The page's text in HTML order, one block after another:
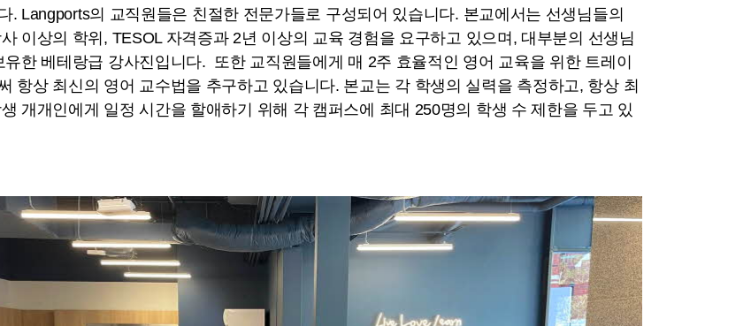
. Langports의 교직원들은 친절한 전문가들로 구성되어 있습니다. 본교에서는 선생님들의
이상의 학위, TESOL 자격증과 2년 이상의 교육 경험을 요구하고 있으며, 대부분의 선생님
한 베테랑급 강사진입니다. 또한 교직원들에게 매 2주 효율적인 영어 교육을 위한 트레이
항상 최신의 영어 교수법을 추구하고 있습니다. 본교는 각 학생의 실력을 측정하고, 항상 최
개개인에게 일정 시간을 할애하기 위해 각 캠퍼스에 최대 250명의 학생 수 제한을 두고 있